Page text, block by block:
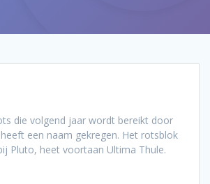
die volgend jaar wordt bereikt door
een naam gekregen. Het rotsblok
Pluto, heet voortaan Ultima Thule.